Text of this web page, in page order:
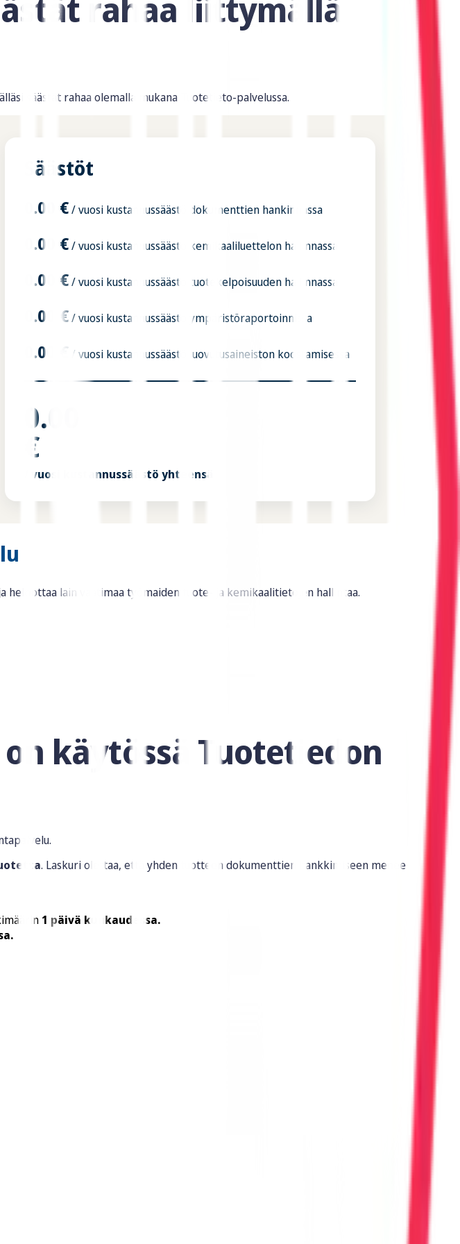
rahaa liittymällä
säästät rahaa olemalla mukana Tuotetieto-palvelussa.
Säästöt
0.00 €/ vuosi kustannussäästö dokumenttien hankinnassa
0.00 €/ vuosi kustannussäästö kemikaaliluettelon hallinnassa
0.00 €/ vuosi kustannussäästö tuotekelpoisuuden hallinnassa
0.00 €/ vuosi kustannussäästö ympäristöraportoinnissa
0.00 € / vuosi kustannussäästö luovutusaineiston koostamisessa
0.00
€
/ vuosi kustannussäästö yhteensä
helpottaa lain vaatimaa työmaiden tuote- ja kemikaalitietojen hallintaa.
käytössä Tuotetiedon
. Laskuri olettaa, että yhden tuotteen dokumenttien hankkimiseen menee
1 päivä kuukaudessa.